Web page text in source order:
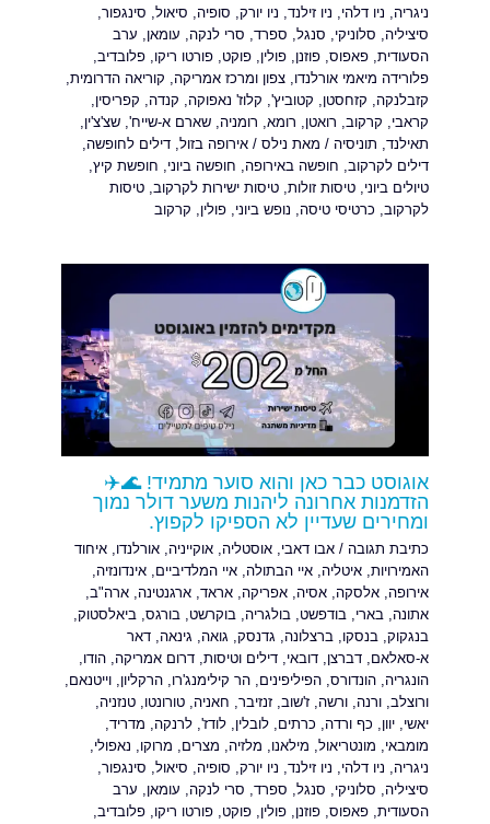
ניגריה
ניו דלהי ניו זילנד ניו יורק סופיה סיאול סינגפור
סיציליה
סלוניקי סנגל ספרד סרי לנקה עומאן
ערב
הסעודית ,פאפוס ,פוזנן ,פולין ,פוקט ,פורטו ריקו ,פלובדיב
פלורידה מיאמי אורלנדו ,צפון ומרכז אמריקה קוריאה הדרומית
קזבלנקה
קזחסטן קטוביץ' קלוז' נאפוקה קנדה קפריסין
קראבי
קרקוב רואטן רומא רומניה ,שארם א-שייח' ,שצ'צ'ין
תאילנד תוניסיה / מאת נילס/אירופה בזול ,דילים לחופשה
דילים לקרקוב חופשה באירופה חופשה ביוני חופשת קיץ
טיולים ביוני ,טיסות זולות ,טיסות ישירות לקרקוב ,טיסות
לקרקוב כרטיסי טיסה נופש ביוני ,פולין קרקוב
אוגוסט כבר כאן והוא סוער מתמיד! 🌊✈️
הזדמנות אחרונה ליהנות משער דולר נמוך
ומחירים שעדיין לא הספיקו לקפוץ.
כתיבת תגובה /אבו דאבי,אוסטליה,אוקייניה,אורלנדו,איחוד
האמירויות,איטליה,איי הבתולה,איי המלדיביים,אינדונזיה,
אירופה,אלסקה,אסיה,אפריקה,אראד,ארגנטינה,ארה"ב,
אתונה,בארי,בודפשט,בולגריה,בוקרשט,בורגס,ביאלסטוק,
בנגקוק,בנסקו,ברצלונה, גדנסק, גואה, גינאה,דאר
א-סאלאם,דברצן,דובאי,דילים וטיסות,דרום אמריקה,הודו,
הונגריה,הונדורס,הפיליפינים,הר קילימנג'רו,הרקליון,וייטנאם,
ורוצלב,ורנה,ורשה,ז'שוב,זנזיבר, חאניה,טורונטו,טנזניה,
יאשי,יוון, כף ורדה, כרתים,לובלין,לודז',לרנקה, מדריד,
מומבאי, מונטריאול, מילאנו, מלזיה, מצרים, מרוקו, נאפולי,
ניגריה, ניו דלהי, ניו זילנד, ניו יורק, סופיה, סיאול, סינגפור,
סיציליה, סלוניקי, סנגל, ספרד, סרי לנקה, עומאן, ערב
הסעודית,פאפוס,פוזנן,פולין,פוקט,פורטו ריקו,פלובדיב,